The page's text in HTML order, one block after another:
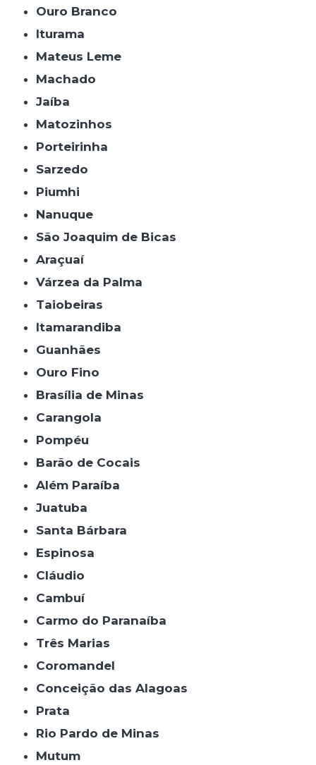
Ouro Branco
Iturama
Mateus Leme
Machado
Jaíba
Matozinhos
Porteirinha
Sarzedo
Piumhi
Nanuque
São Joaquim de Bicas
Araçuaí
Várzea da Palma
Taiobeiras
Itamarandiba
Guanhães
Ouro Fino
Brasília de Minas
Carangola
Pompéu
Barão de Cocais
Além Paraíba
Juatuba
Santa Bárbara
Espinosa
Cláudio
Cambuí
Carmo do Paranaíba
Três Marias
Coromandel
Conceição das Alagoas
Prata
Rio Pardo de Minas
Mutum